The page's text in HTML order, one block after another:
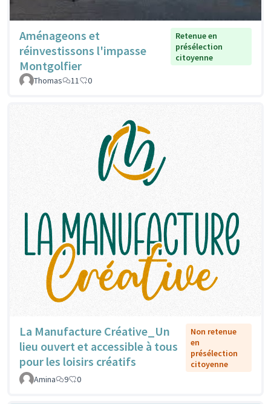
Aménageons et
réinvestissons l'impasse
Montgolfier
Retenue en
présélection
citoyenne
Thomas 11 0
La Manufacture Créative_Un
lieu ouvert et accessible à tous
pour les loisirs créatifs
Non retenue
en
présélection
citoyenne
Amina
9 0